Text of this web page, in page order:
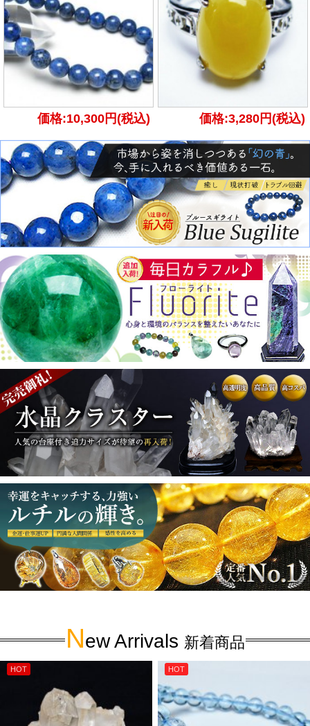
価格:10,300円(税込) 価格:3,280円(税込)